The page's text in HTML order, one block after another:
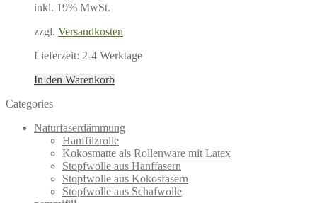
inkl. 19% MwSt.
zzgl. Versandkosten
Lieferzeit: 2-4 Werktage
In den Warenkorb
Categories
Naturfaserdämmung
Hanffilzrolle
Kokosmatte als Rollenware mit Latex
Stopfwolle aus Hanffasern
Stopfwolle aus Kokosfasern
Stopfwolle aus Schafwolle